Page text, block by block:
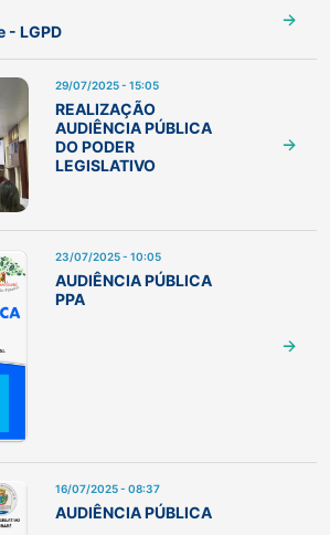
- LGPD
29/07/2025 - 15:05
REALIZAÇÃO
AUDIÊNCIA PÚBLICA
DO PODER
LEGISLATIVO
23/07/2025 - 10:05
AUDIÊNCIA PÚBLICA
PPA
16/07/2025 - 08:37
AUDIÊNCIA PÚBLICA